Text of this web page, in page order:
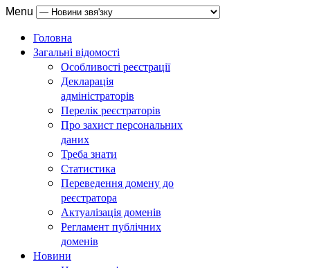
Menu
Головна
Загальні відомості
Особливості реєстрації
Декларація
адміністраторів
Перелік реєстраторів
Про захист персональних
даних
Треба знати
Статистика
Переведення домену до
реєстратора
Актуалізація доменів
Регламент публічних
доменів
Новини